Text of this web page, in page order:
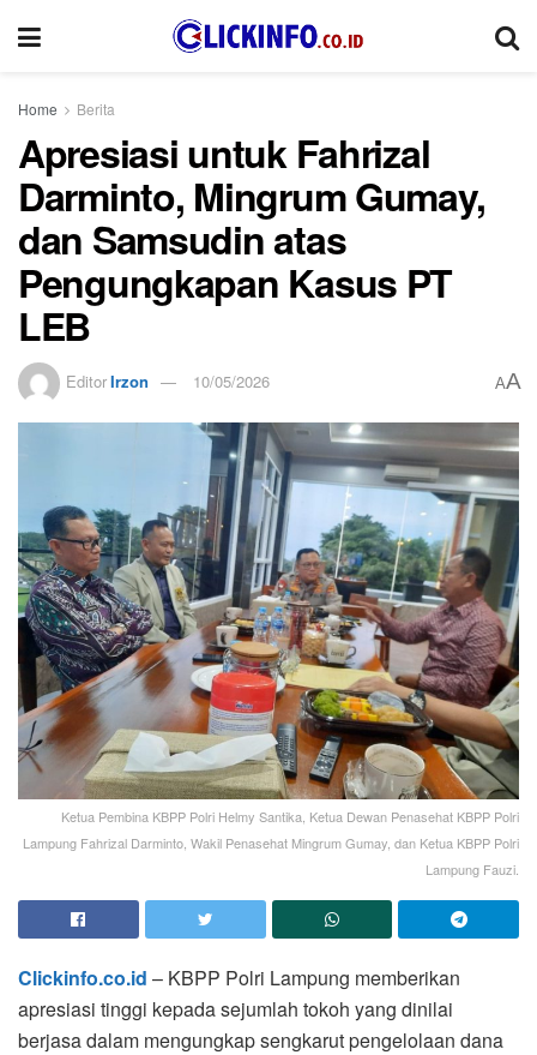
Home Berita
Apresiasi untuk Fahrizal
Darminto, Mingrum Gumay,
dan Samsudin atas
Pengungkapan Kasus PT
LEB
EditorIrzon 10/05/2026 AA
Ketua Pembina KBPP Polri Helmy Santika, Ketua Dewan Penasehat KBPP Polri
Lampung Fahrizal Darminto, Wakil Penasehat Mingrum Gumay, dan Ketua KBPP Polri
Lampung Fauzi.
Clickinfo.co.id – KBPP Polri Lampung memberikan
apresiasi tinggi kepada sejumlah tokoh yang dinilai
berjasa dalam mengungkap sengkarut pengelolaan dana